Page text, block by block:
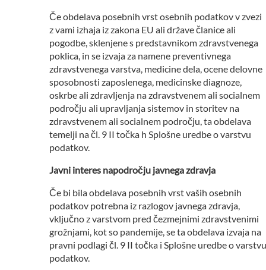
Če obdelava posebnih vrst osebnih podatkov v zvezi
z vami izhaja iz zakona EU ali države članice ali
pogodbe, sklenjene s predstavnikom zdravstvenega
poklica, in se izvaja za namene preventivnega
zdravstvenega varstva, medicine dela, ocene delovne
sposobnosti zaposlenega, medicinske diagnoze,
oskrbe ali zdravljenja na zdravstvenem ali socialnem
področju ali upravljanja sistemov in storitev na
zdravstvenem ali socialnem področju, ta obdelava
temelji na čl. 9 II točka h Splošne uredbe o varstvu
podatkov.
Javni interes napodročju javnega zdravja
Če bi bila obdelava posebnih vrst vaših osebnih
podatkov potrebna iz razlogov javnega zdravja,
vključno z varstvom pred čezmejnimi zdravstvenimi
grožnjami, kot so pandemije, se ta obdelava izvaja na
pravni podlagi čl. 9 II točka i Splošne uredbe o varstvu
podatkov.